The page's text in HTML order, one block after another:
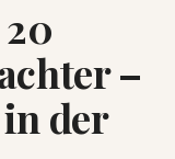
–
der